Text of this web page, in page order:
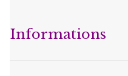
Informations